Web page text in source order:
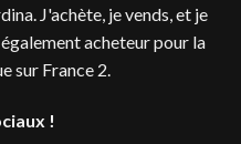
J'achète, je vends, et je
acheteur pour la
sur France 2.
!